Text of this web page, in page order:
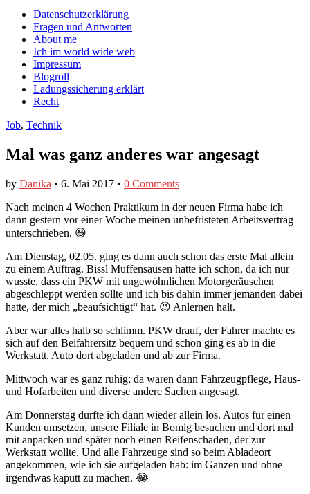
Facebook
anzeigen
Twitter
anzeigen
auf
Instagram
anzeigen
Main
menu
Skip
content
Datenschutzerklärung
Fragen und Antworten
About me
Ich im world wide web
Impressum
Blogroll
Ladungssicherung erklärt
Recht
Job, Technik
Mal was ganz anderes war angesagt
by Danika • 6. Mai 2017 • 0 Comments
Nach meinen 4 Wochen Praktikum in der neuen Firma habe ich
dann gestern vor einer Woche meinen unbefristeten Arbeitsvertrag
unterschrieben. 😃
Am Dienstag, 02.05. ging es dann auch schon das erste Mal allein
zu einem Auftrag. Bissl Muffensausen hatte ich schon, da ich nur
wusste, dass ein PKW mit ungewöhnlichen Motorgeräuschen
abgeschleppt werden sollte und ich bis dahin immer jemanden dabei
hatte, der mich „beaufsichtigt“ hat. 😉 Anlernen halt.
Aber war alles halb so schlimm. PKW drauf, der Fahrer machte es
sich auf den Beifahrersitz bequem und schon ging es ab in die
Werkstatt. Auto dort abgeladen und ab zur Firma.
Mittwoch war es ganz ruhig; da waren dann Fahrzeugpflege, Haus-
und Hofarbeiten und diverse andere Sachen angesagt.
Am Donnerstag durfte ich dann wieder allein los. Autos für einen
Kunden umsetzen, unsere Filiale in Bomig besuchen und dort mal
mit anpacken und später noch einen Reifenschaden, der zur
Werkstatt wollte. Und alle Fahrzeuge sind so beim Abladeort
angekommen, wie ich sie aufgeladen hab: im Ganzen und ohne
irgendwas kaputt zu machen. 😂